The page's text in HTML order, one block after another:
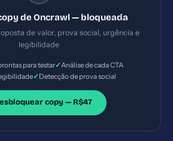
como um CTA primário
na hero. Textos de CTAs
o usuário sobre qual ação
de Oncrawl — bloqueada
de valor, prova social, urgência e
legibilidade
para testar✓Análise de cada CTA
✓Detecção de prova social
copy — R$47